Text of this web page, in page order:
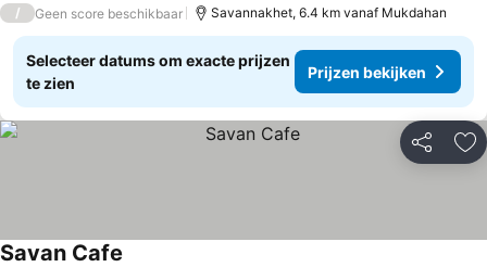
/
Geen score beschikbaar Savannakhet, 6.4 km vanaf Mukdahan
Selecteer datums om exacte prijzen
te zien
Prijzen bekijken
Delen
Savan Cafe